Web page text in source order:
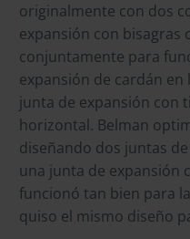
originalmente con dos
expansión con bisagras
conjuntamente para
expansión de cardán
junta de expansión con
horizontal. Belman
diseñando dos juntas
una junta de expansión
funcionó tan bien para
quiso el mismo diseño